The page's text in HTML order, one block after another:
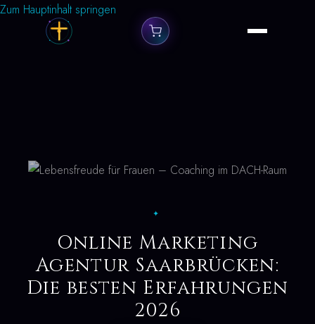
Zum Hauptinhalt springen
✦
Online Marketing
Agentur Saarbrücken:
Die besten Erfahrungen
2026